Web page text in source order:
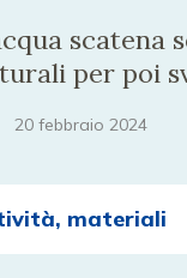
per poi
20 febbraio 2024
materiali